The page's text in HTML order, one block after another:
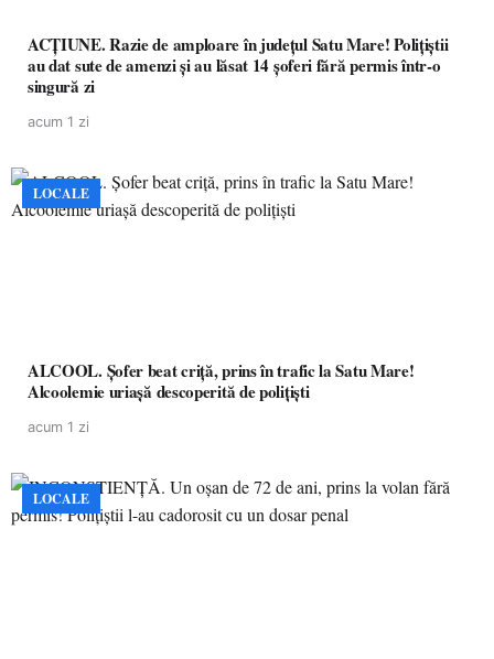
ACȚIUNE. Razie de amploare în județul Satu Mare! Polițiștii
au dat sute de amenzi și au lăsat 14 șoferi fără permis într-o
singură zi
acum 1 zi
LOCALE
ALCOOL. Șofer beat criță, prins în trafic la Satu Mare!
Alcoolemie uriașă descoperită de polițiști
acum 1 zi
LOCALE